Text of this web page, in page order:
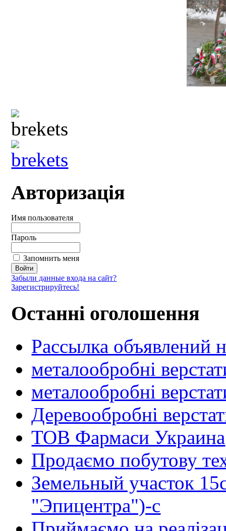
Авторизація
Имя пользователя
Пароль
Запомнить меня
Забыли данные входа на сайт?
Зарегистрируйтесь!
Останні оголошення
Рассылка объявлений
металообробні
металообробні
Деревообробні
ТОВ Фармаси Украина
Продаємо побутову
Земельный участок
"Эпицентра")-с